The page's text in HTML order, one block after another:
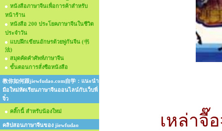
หนังสือภาษาจีนเพื่อการค้าสำหรับ
หน้าร้าน
หนังสือ 200 ประโยคภาษาจีนในชีวิต
ประจำวัน
แบบฝึกเขียนอักษรด้วยพู่กันจีน (书
法)
สมุดคัดคำศัพท์ภาษาจีน
ขั้นตอนการสั่งซือหนังสือ
教你如何跟jiewfudao.com自学：แนะนำ
มือใหม่หัดเรียนภาษาจีนออนไลน์กับเว็บพี่
จิ๋ว
คลิ๊กนี้ สำหรับน้องใหม่
คลิปสอนภาษาจีนของ jiewfudao เหล่าจื๊อ